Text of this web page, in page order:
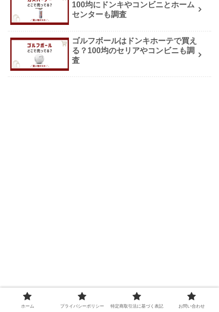
100均にドンキやコンビニとホーム
センターも調査
ゴルフボールはドンキホーテで買え
る？100均のセリアやコンビニも調
査
ホーム プライバシーポリシー 特定商取引法に基づく表記 お問い合わせ